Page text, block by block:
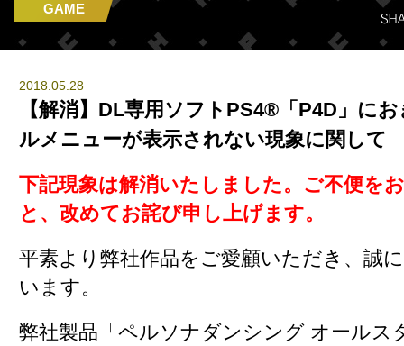
GAME
2018.05.28
【解消】DL専用ソフトPS4®「P4D」に
ルメニューが表示されない現象に関して
下記現象は解消いたしました。ご不便を
と、改めてお詫び申し上げます。
平素より弊社作品をご愛顧いただき、誠
います。
弊社製品「ペルソナダンシング オールス